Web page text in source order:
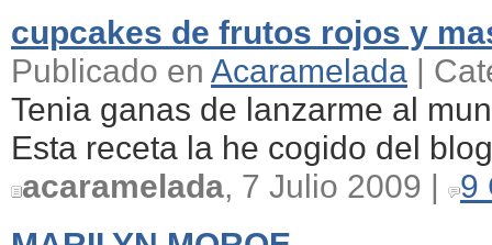
cupcakes de frutos rojos y
Publicado en Acaramelada |
Tenia ganas de lanzarme al
Esta receta la he cogido del
acaramelada, 7 Julio 2009 |
9